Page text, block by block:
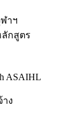
าฯ
กสูตร
ASAIHL
ง